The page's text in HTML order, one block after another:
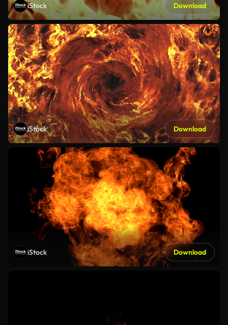
iStock Download
iStock Download
iStock Download